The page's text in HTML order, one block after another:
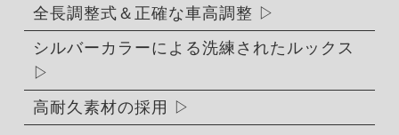
全長調整式＆正確な車高調整
シルバーカラーによる洗練されたルックス
高耐久素材の採用